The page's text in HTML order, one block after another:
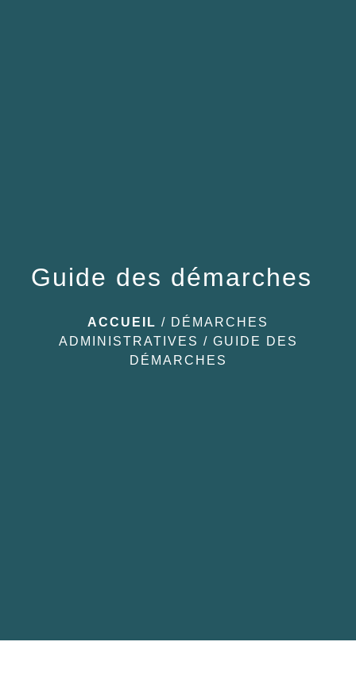
Guide des démarches
ACCUEIL / DÉMARCHES
ADMINISTRATIVES / GUIDE DES
DÉMARCHES